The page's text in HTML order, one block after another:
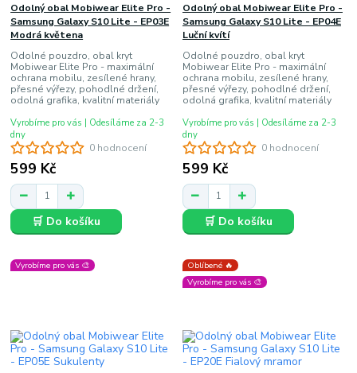
0 hodnocení
Odolný obal Mobiwear Elite Pro -
Samsung Galaxy S10 Lite - EP03E
Modrá květena
Odolné pouzdro, obal kryt
Mobiwear Elite Pro - maximální
ochrana mobilu, zesílené hrany,
přesné výřezy, pohodlné držení,
odolná grafika, kvalitní materiály
599 Kč
Vyrobíme pro vás | Odesíláme za 2-3
dny
🛒 Do košíku
0 hodnocení
Odolný obal Mobiwear Elite Pro -
Samsung Galaxy S10 Lite - EP04E
Luční kvítí
Odolné pouzdro, obal kryt
Mobiwear Elite Pro - maximální
ochrana mobilu, zesílené hrany,
přesné výřezy, pohodlné držení,
odolná grafika, kvalitní materiály
599 Kč
Vyrobíme pro vás | Odesíláme za 2-3
dny
🛒 Do košíku
Vyrobíme pro vás 🎨
Oblíbené 🔥
Vyrobíme pro vás 🎨